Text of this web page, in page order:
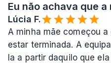
Eu não achava que
Lúcia F.
A minha mãe começou
estar terminada. A
la a partir daquilo que